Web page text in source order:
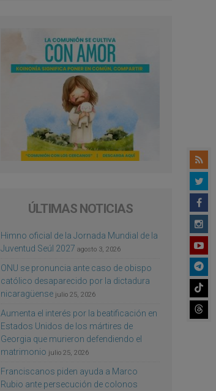
ÚLTIMAS NOTICIAS
Himno oficial de la Jornada Mundial de la
Juventud Seúl 2027 agosto 3, 2026
ONU se pronuncia ante caso de obispo
católico desaparecido por la dictadura
nicaragüense julio 25, 2026
Aumenta el interés por la beatificación en
Estados Unidos de los mártires de
Georgia que murieron defendiendo el
matrimonio julio 25, 2026
Franciscanos piden ayuda a Marco
Rubio ante persecución de colonos